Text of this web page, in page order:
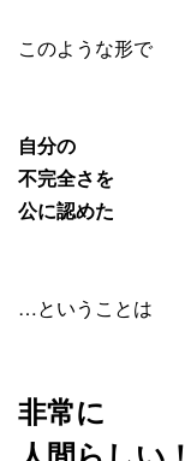
このような形で
自分の
不完全さを
公に認めた
…ということは
非常に